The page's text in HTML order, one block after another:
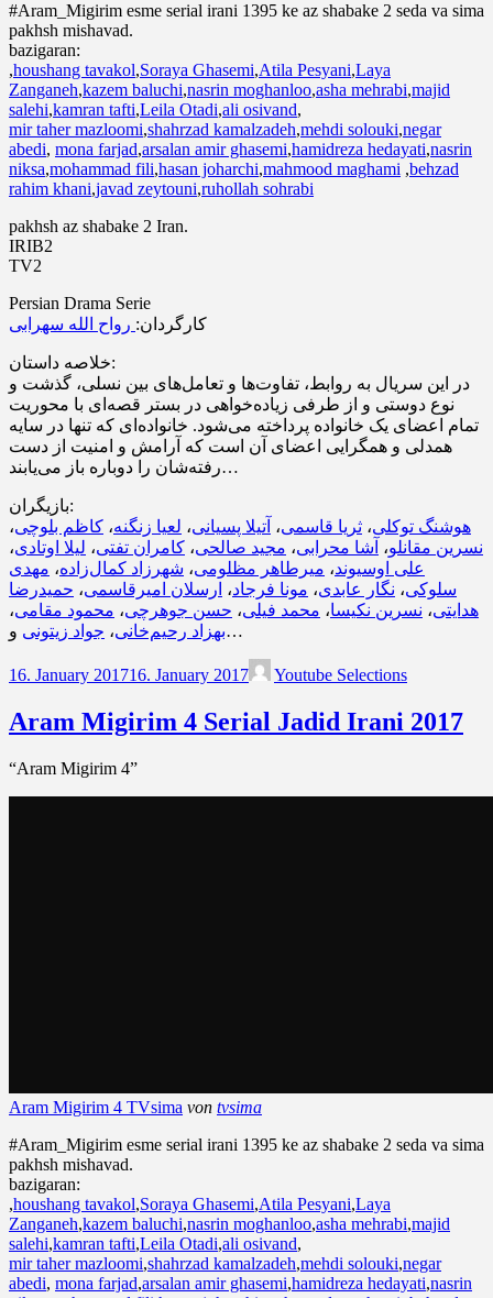
#Aram_Migirim esme serial irani 1395 ke az shabake 2 seda va sima
pakhsh mishavad.
bazigaran:
,houshang tavakol,Soraya Ghasemi,Atila Pesyani,Laya
Zanganeh,kazem baluchi,nasrin moghanloo,asha mehrabi,majid
salehi,kamran tafti,Leila Otadi,ali osivand,
mir taher mazloomi,shahrzad kamalzadeh,mehdi solouki,negar
abedi, mona farjad,arsalan amir ghasemi,hamidreza hedayati,nasrin
niksa,mohammad fili,hasan joharchi,mahmood maghami ,behzad
rahim khani,javad zeytouni,ruhollah sohrabi
pakhsh az shabake 2 Iran.
IRIB2
TV2
Persian Drama Serie
کارگردان: رواح الله سهرابی
خلاصه داستان:
در این سریال به روابط، تفاوت‌ها و تعامل‌های بین نسلی، گذشت و
نوع دوستی و از طرفی زیاده‌خواهی در بستر قصه‌ای با محوریت
تمام اعضای یک خانواده پرداخته می‌شود. خانواده‌ای که تنها در سایه
همدلی و همگرایی اعضای آن است که آرامش و امنیت از دست
رفته‌شان را دوباره باز می‌یابند…
بازیگران:
هوشنگ توکلی، ثریا قاسمی، آتیلا پسیانی، لعیا زنگنه، کاظم بلوچی،
نسرین مقانلو، آشا محرابی، مجید صالحی، کامران تفتی، لیلا اوتادی،
علی اوسیوند، میرطاهر مظلومی، شهرزاد کمال‌زاده، مهدی
سلوکی، نگار عابدی، مونا فرجاد، ارسلان امیرقاسمی، حمیدرضا
هدایتی، نسرین نکیسا، محمد فیلی، حسن جوهرچی، محمود مقامی،
بهزاد رحیم‌خانی، جواد زیتونی و…
16. January 201716. January 2017 Youtube Selections
Aram Migirim 4 Serial Jadid Irani 2017
“Aram Migirim 4”
Aram Migirim 4 TVsima von tvsima
#Aram_Migirim esme serial irani 1395 ke az shabake 2 seda va sima
pakhsh mishavad.
bazigaran:
,houshang tavakol,Soraya Ghasemi,Atila Pesyani,Laya
Zanganeh,kazem baluchi,nasrin moghanloo,asha mehrabi,majid
salehi,kamran tafti,Leila Otadi,ali osivand,
mir taher mazloomi,shahrzad kamalzadeh,mehdi solouki,negar
abedi, mona farjad,arsalan amir ghasemi,hamidreza hedayati,nasrin